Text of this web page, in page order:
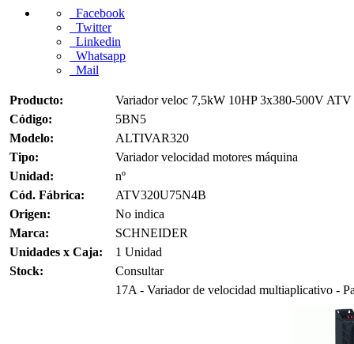
Facebook
Twitter
Linkedin
Whatsapp
Mail
Producto:
Variador veloc 7,5kW 10HP 3x380-500V ATV
Código:
5BN5
Modelo:
ALTIVAR320
Tipo:
Variador velocidad motores máquina
Unidad:
nº
Cód. Fábrica:
ATV320U75N4B
Origen:
No indica
Marca:
SCHNEIDER
Unidades x Caja:
1 Unidad
Stock:
Consultar
17A - Variador de velocidad multiaplicativo -